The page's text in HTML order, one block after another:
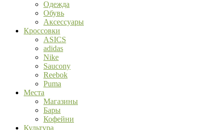
Одежда
Обувь
Аксессуары
Кроссовки
ASICS
adidas
Nike
Saucony
Reebok
Puma
Места
Магазины
Бары
Кофейни
Культура